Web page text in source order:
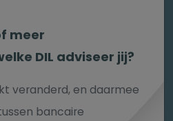
meer
DIL adviseer jij?
veranderd, en daarmee
bancaire